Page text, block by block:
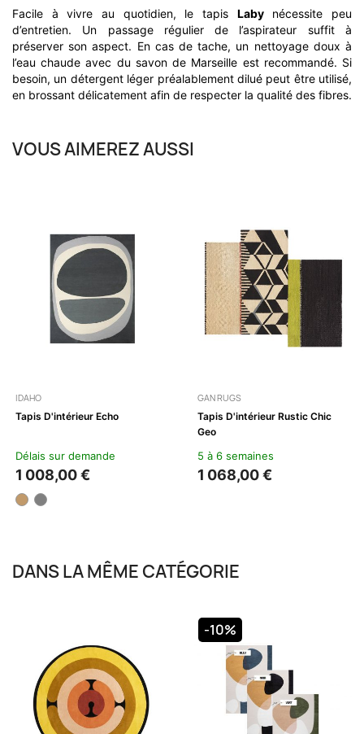
Facile à vivre au quotidien, le tapis Labynécessite peu
d’entretien. Un passage régulier de l’aspirateur suffit à
préserver son aspect. En cas de tache, un nettoyage doux à
l’eau chaude avec du savon de Marseille est recommandé. Si
besoin, un détergent léger préalablement dilué peut être utilisé,
en brossant délicatement afin de respecter la qualité des fibres.
VOUS AIMEREZ AUSSI
IDAHO
Tapis D'intérieur Echo
Délais sur demande
1 008,00 €
GAN RUGS
Tapis D'intérieur Rustic Chic
Geo
5 à 6 semaines
1 068,00 €
DANS LA MÊME CATÉGORIE
-10%